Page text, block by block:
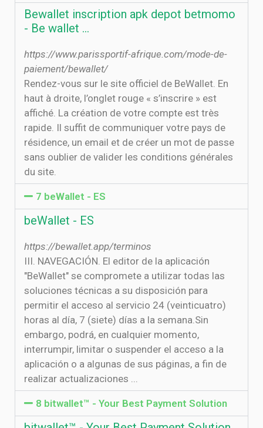
Bewallet inscription apk depot betmomo
- Be wallet ...
https://www.parissportif-afrique.com/mode-de-
paiement/bewallet/
Rendez-vous sur le site officiel de BeWallet. En
haut à droite, l’onglet rouge « s’inscrire » est
affiché. La création de votre compte est très
rapide. Il suffit de communiquer votre pays de
résidence, un email et de créer un mot de passe
sans oublier de valider les conditions générales
du site.
7 beWallet - ES
beWallet - ES
https://bewallet.app/terminos
III. NAVEGACIÓN. El editor de la aplicación
"BeWallet" se compromete a utilizar todas las
soluciones técnicas a su disposición para
permitir el acceso al servicio 24 (veinticuatro)
horas al día, 7 (siete) días a la semana.Sin
embargo, podrá, en cualquier momento,
interrumpir, limitar o suspender el acceso a la
aplicación o a algunas de sus páginas, a fin de
realizar actualizaciones ...
8 bitwallet™ - Your Best Payment Solution